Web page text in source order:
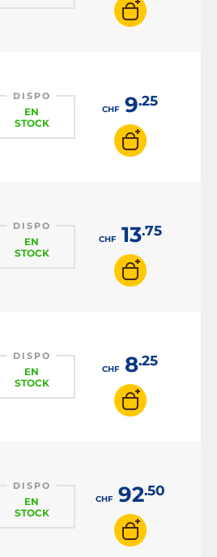
DISPO
EN
STOCK
CHF9.25
DISPO
EN
STOCK
CHF13.75
DISPO
EN
STOCK
CHF8.25
DISPO
EN
STOCK
CHF92.50